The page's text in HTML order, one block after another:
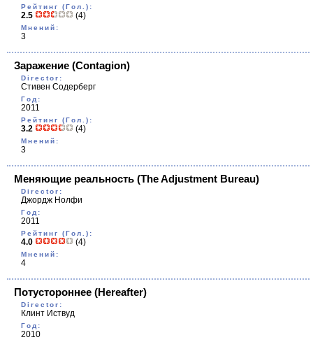
Рейтинг (Гол.):
2.5 (4)
Мнений:
3
Заражение (Contagion)
Director:
Стивен Содерберг
Год:
2011
Рейтинг (Гол.):
3.2 (4)
Мнений:
3
Меняющие реальность (The Adjustment Bureau)
Director:
Джордж Нолфи
Год:
2011
Рейтинг (Гол.):
4.0 (4)
Мнений:
4
Потустороннее (Hereafter)
Director:
Клинт Иствуд
Год:
2010